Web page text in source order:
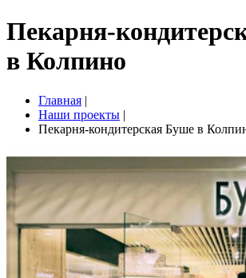
Пекарня-
в Колпино
Главная |
Наши проекты |
Пекарня-кондитерская Буше в